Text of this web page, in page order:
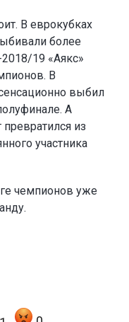
В еврокубках
более
19 «Аякс»
В
выбил
А
из
участника
чемпионов уже